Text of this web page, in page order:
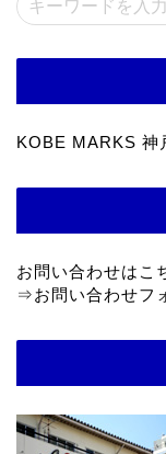
KOBE MARKS 神
お問い合わせはこ
⇒お問い合わせフ